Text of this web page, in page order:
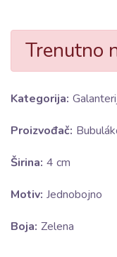
Trenutno
Kategorija:
Proizvođač:
Širina: 4 cm
Motiv: Jednobojno
Boja: Zelena